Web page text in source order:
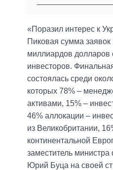
«Поразил интерес к
Пиковая сумма заявок
миллиардов долларов
инвесторов.
состоялась среди
которых 78% –
активами, 15% –
46% аллокации –
из Великобритании,
континентальной
заместитель
Юрий Буца на своей